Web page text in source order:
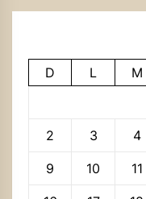
D L M
2 3 4
9 10 11